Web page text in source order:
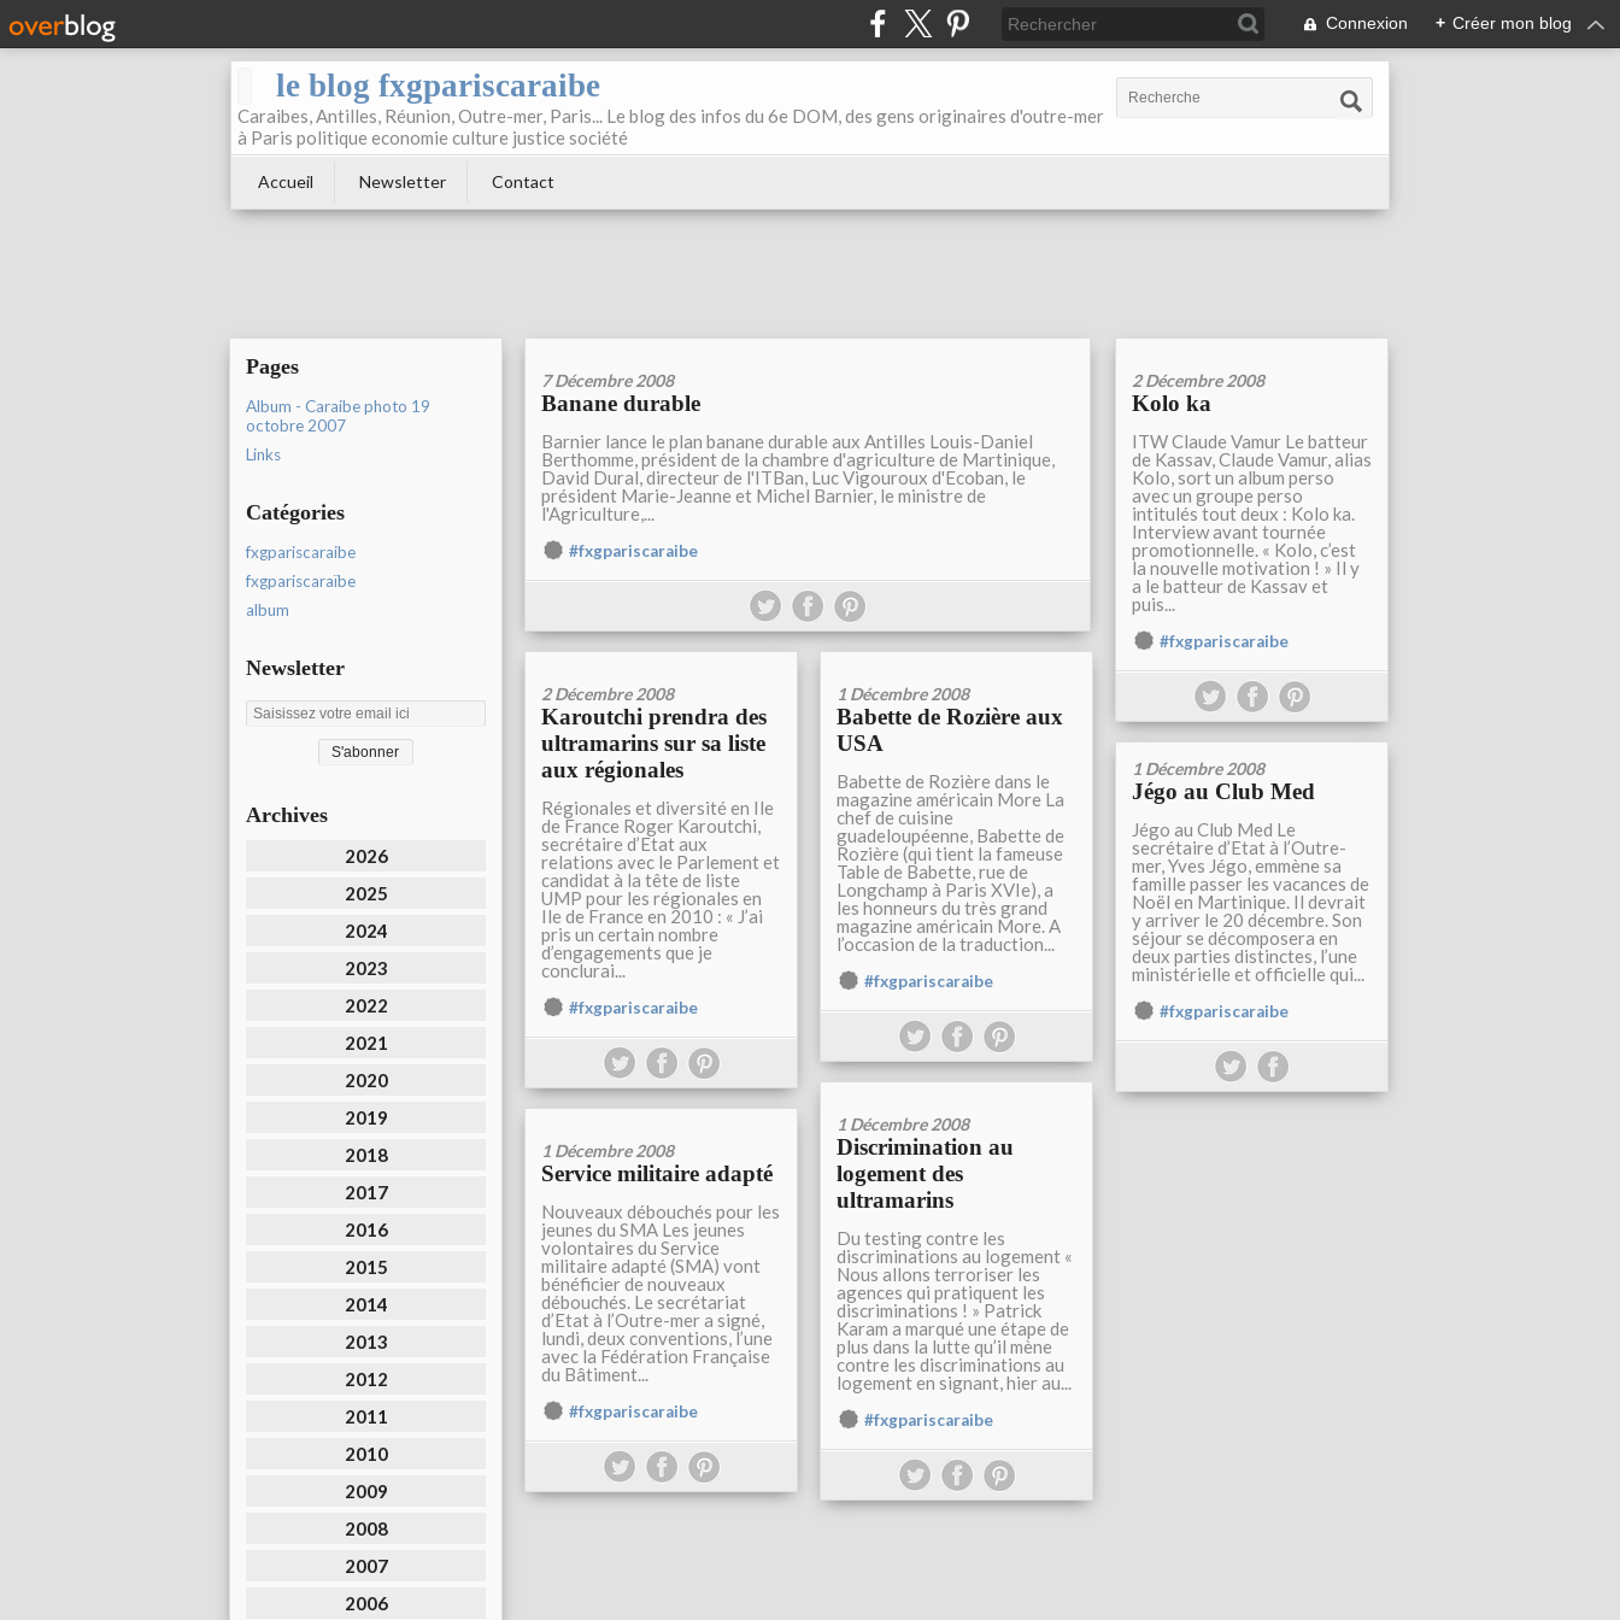
Connexion + Créer mon blog
le blog fxgpariscaraibe
Caraibes, Antilles, Réunion, Outre-mer, Paris... Le blog des infos du 6e DOM, des gens originaires d'outre-mer
à Paris politique economie culture justice société
Accueil Newsletter Contact
Pages
Album - Caraibe photo 19
octobre 2007
Links
Catégories
fxgpariscaraibe
fxgpariscaraïbe
album
Newsletter
Archives
2026
2025
2024
2023
2022
2021
2020
2019
2018
2017
2016
2015
2014
2013
2012
2011
2010
2009
2008
2007
2006
7 Décembre 2008
Banane durable
Barnier lance le plan banane durable aux Antilles Louis-Daniel
Berthomme, président de la chambre d'agriculture de Martinique,
David Dural, directeur de l'ITBan, Luc Vigouroux d'Ecoban, le
président Marie-Jeanne et Michel Barnier, le ministre de
l'Agriculture,...
#fxgpariscaraibe
2 Décembre 2008
Kolo ka
ITW Claude Vamur Le batteur
de Kassav, Claude Vamur, alias
Kolo, sort un album perso
avec un groupe perso
intitulés tout deux : Kolo ka.
Interview avant tournée
promotionnelle. « Kolo, c’est
la nouvelle motivation ! » Il y
a le batteur de Kassav et
puis...
#fxgpariscaraibe
2 Décembre 2008
Karoutchi prendra des
ultramarins sur sa liste
aux régionales
Régionales et diversité en Ile
de France Roger Karoutchi,
secrétaire d’Etat aux
relations avec le Parlement et
candidat à la tête de liste
UMP pour les régionales en
Ile de France en 2010 : « J’ai
pris un certain nombre
d’engagements que je
conclurai...
#fxgpariscaraibe
1 Décembre 2008
Babette de Rozière aux
USA
Babette de Rozière dans le
magazine américain More La
chef de cuisine
guadeloupéenne, Babette de
Rozière (qui tient la fameuse
Table de Babette, rue de
Longchamp à Paris XVIe), a
les honneurs du très grand
magazine américain More. A
l’occasion de la traduction...
#fxgpariscaraibe
1 Décembre 2008
Jégo au Club Med
Jégo au Club Med Le
secrétaire d’Etat à l’Outre-
mer, Yves Jégo, emmène sa
famille passer les vacances de
Noël en Martinique. Il devrait
y arriver le 20 décembre. Son
séjour se décomposera en
deux parties distinctes, l’une
ministérielle et officielle qui...
#fxgpariscaraibe
1 Décembre 2008
Discrimination au
logement des
ultramarins
Du testing contre les
discriminations au logement «
Nous allons terroriser les
agences qui pratiquent les
discriminations ! » Patrick
Karam a marqué une étape de
plus dans la lutte qu’il mène
contre les discriminations au
logement en signant, hier au...
#fxgpariscaraibe
1 Décembre 2008
Service militaire adapté
Nouveaux débouchés pour les
jeunes du SMA Les jeunes
volontaires du Service
militaire adapté (SMA) vont
bénéficier de nouveaux
débouchés. Le secrétariat
d’Etat à l’Outre-mer a signé,
lundi, deux conventions, l’une
avec la Fédération Française
du Bâtiment...
#fxgpariscaraibe